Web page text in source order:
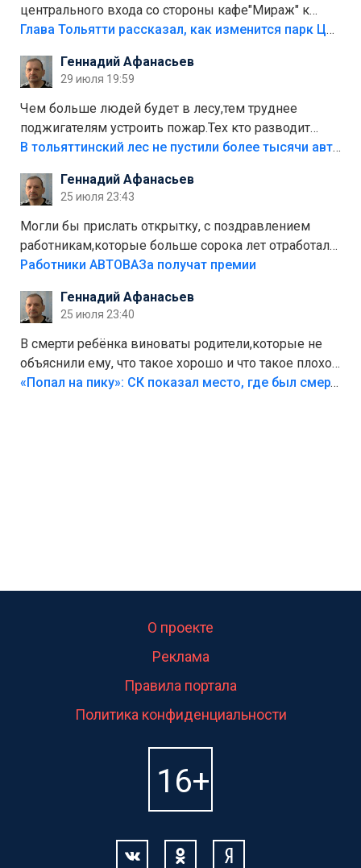
центрального входа со стороны кафе"Мираж" к
аттракционам слабо доделать?А то бордюры
лежала в парке и испортилась.Да еще,видимо,часть
украли.
Глава Тольятти рассказал, как изменится парк Центрального района
Геннадий Афанасьев
29 июля 19:59
Чем больше людей будет в лесу,тем труднее
поджигателям устроить пожар.Тех кто разводит
костры,тех надо безбожно штрафовать.Камер полно
Штрафы мизерные.
В тольяттинский лес не пустили более тысячи автомобилей
Геннадий Афанасьев
25 июля 23:43
Могли бы прислать открытку, с поздравлением
работникам,которые больше сорока лет отработали
на предприятии.
Работники АВТОВАЗа получат премии
Геннадий Афанасьев
25 июля 23:40
В смерти ребёнка виноваты родители,которые не
объяснили ему, что такое хорошо и что такое плохо!
Лезть через такой забор,верх безумия,есть же
«Попал на пику»: СК показал место, где был смертельно травмирован ребенок в Тольятти
О проекте
Реклама
Правила портала
Политика конфиденциальности